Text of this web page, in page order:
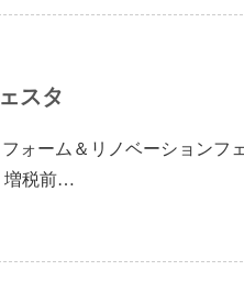
スタ
ォーム＆リノベーションフ
増税前…